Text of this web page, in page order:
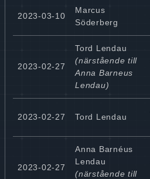
2023-03-10
Marcus
Söderberg
2023-02-27
Tord Lendau
(närstående till
Anna Barneus
Lendau)
2023-02-27 Tord Lendau
2023-02-27
Anna Barnéus
Lendau
(närstående till